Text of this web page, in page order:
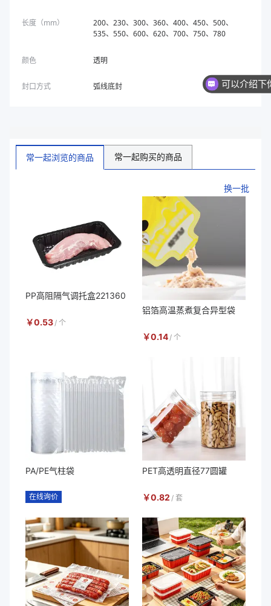
长度（mm）
200、230、300、360、400、450、500、
535、550、600、620、700、750、780
颜色 透明
封口方式 弧线底封
常一起浏览的商品 常一起购买的商品
换一批
PP高阻隔气调托盒221360
￥0.53 / 个
铝箔高温蒸煮复合异型袋
￥0.14 / 个
PA/PE气柱袋
在线询价
PET高透明直径77圆罐
￥0.82 / 套